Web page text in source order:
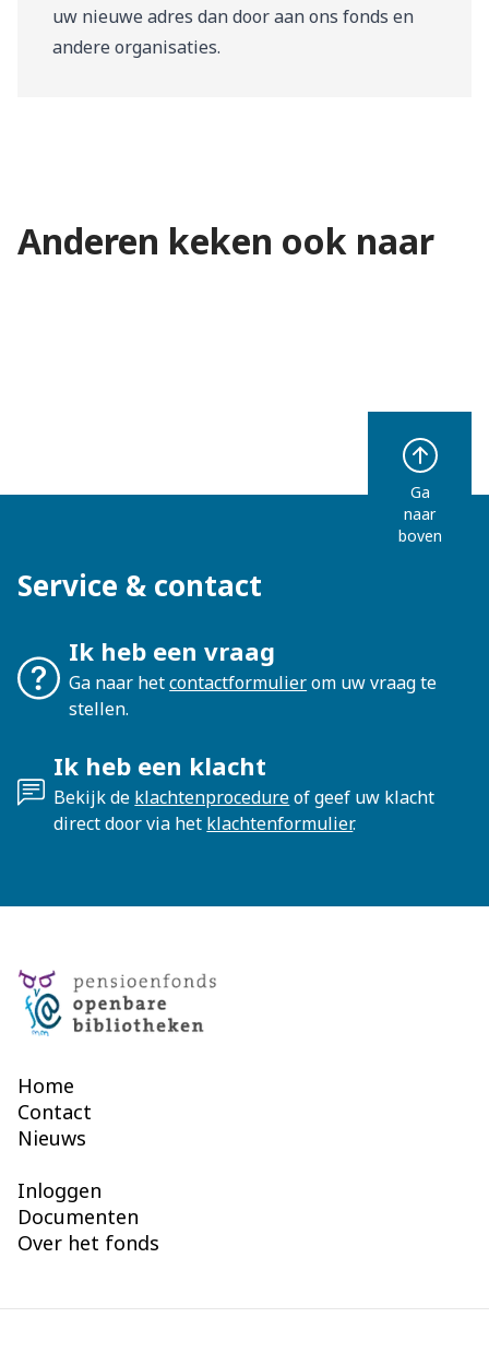
uw nieuwe adres dan door aan ons fonds en
andere organisaties.
Anderen keken ook naar
Met pensioen gaan
ontvangt
Verhuizen
Ga
naar
boven
Service & contact
Ik heb een vraag
Ga naar hetcontactformulierom uw vraag te
stellen.
Ik heb een klacht
Bekijk de klachtenprocedureof geef uw klacht
direct door via het klachtenformulier.
Home
Contact
Nieuws
Inloggen
Documenten
Over het fonds